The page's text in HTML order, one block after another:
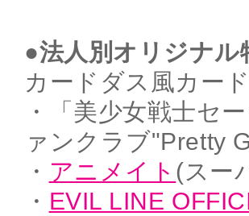
●法人別オリジナル
カードダス風カード
・「美少女戦士セ
ァンクラブ"Pretty
・ アニメイト (スー
・ EVIL LINE